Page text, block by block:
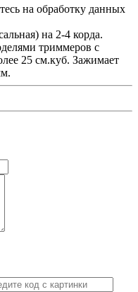
на обработку данных
на 2-4 корда.
триммеров с
25 см.куб. Зажимает